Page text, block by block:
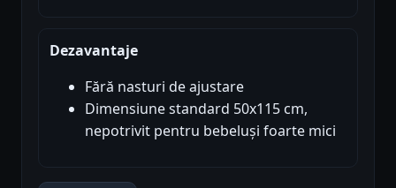
Dezavantaje
Fără nasturi de ajustare
Dimensiune standard 50x115 cm,
nepotrivit pentru bebeluși foarte mici